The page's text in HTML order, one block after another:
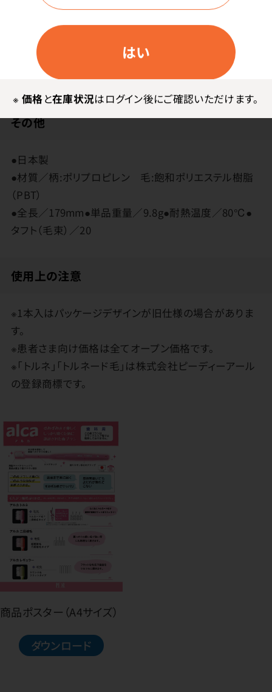
はい
※ 価格と在庫状況はログイン後にご確認いただけます。
その他
●日本製
●材質／柄:ポリプロピレン 毛:飽和ポリエステル樹脂
（PBT）
●全長／179mm●単品重量／9.8g●耐熱温度／80℃●
タフト（毛束）／20
使用上の注意
※1本入はパッケージデザインが旧仕様の場合がありま
す。
※患者さま向け価格は全てオープン価格です。
※「トルネ」「トルネード毛」は株式会社ピーディーアール
の登録商標です。
商品ポスター（A4サイズ）
ダウンロード